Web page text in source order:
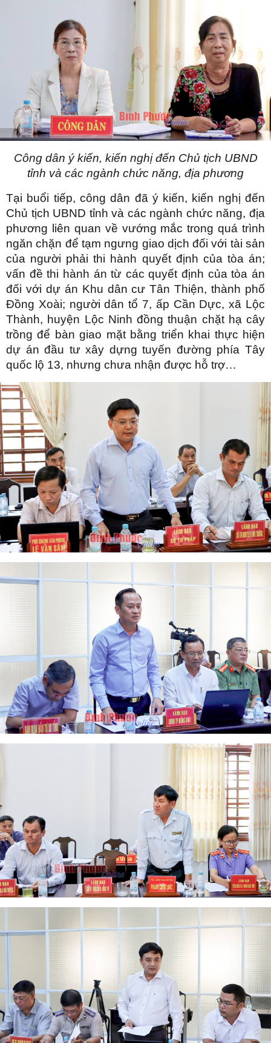
Công dân ý kiến, kiến nghị đến Chủ tịch UBND
tỉnh và các ngành chức năng, địa phương
Tại buổi tiếp, công dân đã ý kiến, kiến nghị đến
Chủ tịch UBND tỉnh và các ngành chức năng, địa
phương liên quan về vướng mắc trong quá trình
ngăn chặn để tạm ngưng giao dịch đối với tài sản
của người phải thi hành quyết định của tòa án;
vấn đề thi hành án từ các quyết định của tòa án
đối với dự án Khu dân cư Tân Thiện, thành phố
Đồng Xoài; người dân tổ 7, ấp Cần Dực, xã Lộc
Thành, huyện Lộc Ninh đồng thuận chặt hạ cây
trồng để bàn giao mặt bằng triển khai thực hiện
dự án đầu tư xây dựng tuyến đường phía Tây
quốc lộ 13, nhưng chưa nhận được hỗ trợ…